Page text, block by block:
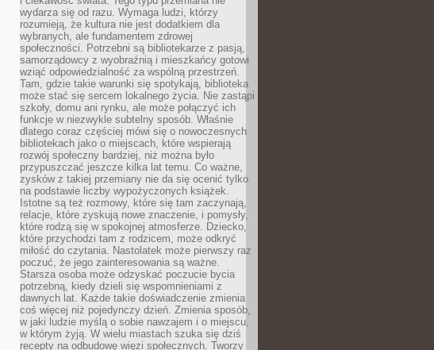
wydarza się od razu. Wymaga ludzi, którzy
rozumieją, że kultura nie jest dodatkiem dla
wybranych, ale fundamentem zdrowej
społeczności. Potrzebni są bibliotekarze z pasją,
samorządowcy z wyobraźnią i mieszkańcy gotowi
wziąć odpowiedzialność za wspólną przestrzeń.
Tam, gdzie takie warunki się spotykają, biblioteka
może stać się sercem lokalnego życia. Nie zastąpi
szkoły, domu ani rynku, ale może połączyć ich
funkcje w niezwykle subtelny sposób. Właśnie
dlatego coraz częściej mówi się o nowoczesnych
bibliotekach jako o miejscach, które wspierają
rozwój społeczny bardziej, niż można było
przypuszczać jeszcze kilka lat temu. Co ważne,
zysków z takiej przemiany nie da się ocenić tylko
na podstawie liczby wypożyczonych książek.
Istotne są też rozmowy, które się tam zaczynają,
relacje, które zyskują nowe znaczenie, i pomysły,
które rodzą się w spokojnej atmosferze. Dziecko,
które przychodzi tam z rodzicem, może odkryć
miłość do czytania. Nastolatek może pierwszy raz
poczuć, że jego zainteresowania są ważne.
Starsza osoba może odzyskać poczucie bycia
potrzebną, kiedy dzieli się wspomnieniami z
dawnych lat. Każde takie doświadczenie zmienia
coś więcej niż pojedynczy dzień. Zmienia sposób,
w jaki ludzie myślą o sobie nawzajem i o miejscu,
w którym żyją. W wielu miastach szuka się dziś
recepty na odbudowę więzi społecznych. Tworzy